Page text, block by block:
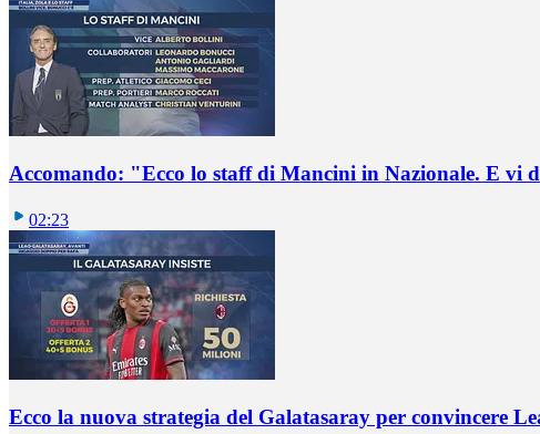
Accomando: "Ecco lo staff di Mancini in Nazionale. E vi
02:23
Ecco la nuova strategia del Galatasaray per convincere